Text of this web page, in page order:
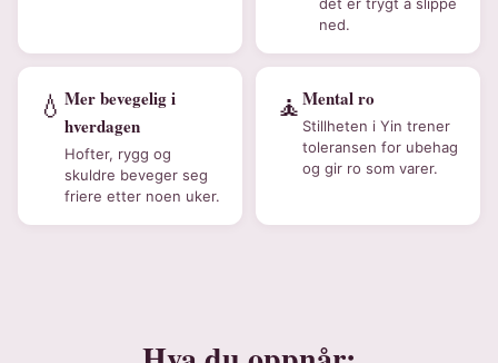
ned.
💧 Mer bevegelig i
hverdagen
Hofter, rygg og
skuldre beveger seg
friere etter noen uker.
🧘Mental ro
Stillheten i Yin trener
toleransen for ubehag
og gir ro som varer.